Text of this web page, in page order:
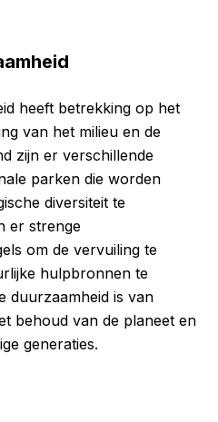
heeft betrekking op het
van het milieu en de
zijn er verschillende
parken die worden
diversiteit te
er strenge
om de vervuiling te
hulpbronnen te
duurzaamheid is van
behoud van de planeet en
generaties.